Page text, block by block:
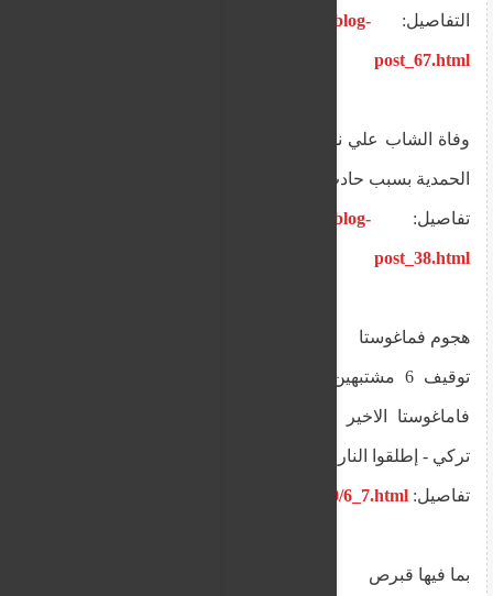
التفاصيل: https://www.alnourr.org/2025/10/blog-
post_67.html
وفاة الشاب علي نوري جلال الدين سوري من منطقة
الحمدية بسبب حادث اليم في ليماسول
تفاصيل: https://www.alnourr.org/2025/10/blog-
post_38.html
هجوم فماغوستا
توقيف 6 مشتبهين في محاولة الهجوم المسلح في
فاماغوستا الاخير والكشف عن وصول المهاجم من
تركي - إطلقوا النار باتجاه ملهيين ليليين
تفاصيل: https://www.alnourr.org/2025/10/6_7.html
بما فيها قبرص